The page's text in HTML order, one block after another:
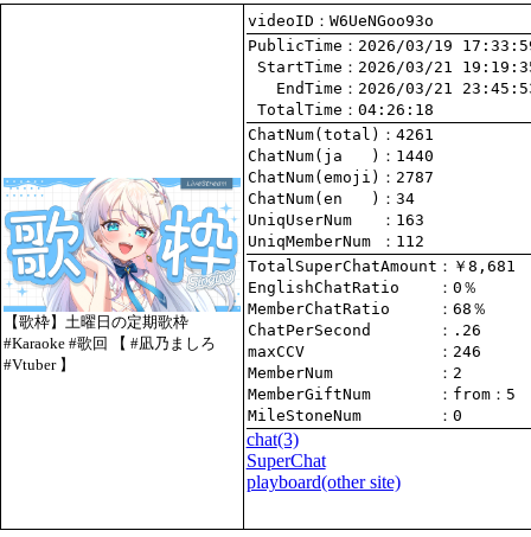
【歌枠】土曜日の定期歌枠
#Karaoke #歌回 【 #凪乃ましろ
#Vtuber 】
videoID：W6UeNGoo93o
PublicTime
StartTime
   EndTime
TotalTime ：04:26:18
ChatNum(total)
ChatNum(ja   )
ChatNum(emoji)
ChatNum(en   )
UniqUserNum
：163
UniqMemberNum
：112
TotalSuperChatAmount
EnglishChatRatio
MemberChatRatio
ChatPerSecond
maxCCV
：246
MemberNum
：2
MemberGiftNum
： from ：5
MileStoneNum
：0
chat(3)
SuperChat
playboard(other site)